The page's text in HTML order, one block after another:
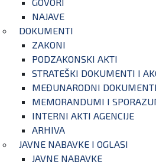
NAJAVE
DOKUMENTI
ZAKONI
PODZAKONSKI AKTI
STRATEŠKI DOKUMENTI I
MEĐUNARODNI DOKUMENTI
MEMORANDUMI I
INTERNI AKTI AGENCIJE
ARHIVA
JAVNE NABAVKE I OGLASI
JAVNE NABAVKE